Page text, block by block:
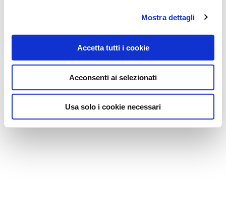
Mostra dettagli
Accetta tutti i cookie
Acconsenti ai selezionati
Usa solo i cookie necessari